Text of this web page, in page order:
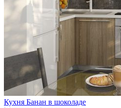
Кухня Банан в шоколаде